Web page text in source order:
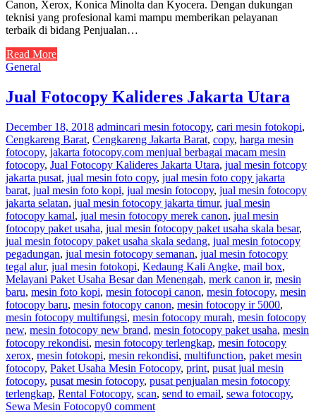
Canon, Xerox, Konica Minolta dan Kyocera. Dengan dukungan
teknisi yang profesional kami mampu memberikan pelayanan
terbaik di bidang Penjualan…
Read More
General
Jual Fotocopy Kalideres Jakarta Utara
December 18, 2018 admincari mesin fotocopy, cari mesin fotokopi,
Cengkareng Barat, Cengkareng Jakarta Barat, copy, harga mesin
fotocopy, jakarta fotocopy.com menjual berbagai macam mesin
fotocopy, Jual Fotocopy Kalideres Jakarta Utara, jual mesin fotcopy
jakarta pusat, jual mesin foto copy, jual mesin foto copy jakarta
barat, jual mesin foto kopi, jual mesin fotocopy, jual mesin fotocopy
jakarta selatan, jual mesin fotocopy jakarta timur, jual mesin
fotocopy kamal, jual mesin fotocopy merek canon, jual mesin
fotocopy paket usaha, jual mesin fotocopy paket usaha skala besar,
jual mesin fotocopy paket usaha skala sedang, jual mesin fotocopy
pegadungan, jual mesin fotocopy semanan, jual mesin fotocopy
tegal alur, jual mesin fotokopi, Kedaung Kali Angke, mail box,
Melayani Paket Usaha Besar dan Menengah, merk canon ir, mesin
baru, mesin foto kopi, mesin fotocopi canon, mesin fotocopy, mesin
fotocopy baru, mesin fotocopy canon, mesin fotocopy ir 5000,
mesin fotocopy multifungsi, mesin fotocopy murah, mesin fotocopy
new, mesin fotocopy new brand, mesin fotocopy paket usaha, mesin
fotocopy rekondisi, mesin fotocopy terlengkap, mesin fotocopy
xerox, mesin fotokopi, mesin rekondisi, multifunction, paket mesin
fotocopy, Paket Usaha Mesin Fotocopy, print, pusat jual mesin
fotocopy, pusat mesin fotocopy, pusat penjualan mesin fotocopy
terlengkap, Rental Fotocopy, scan, send to email, sewa fotocopy,
Sewa Mesin Fotocopy0 comment